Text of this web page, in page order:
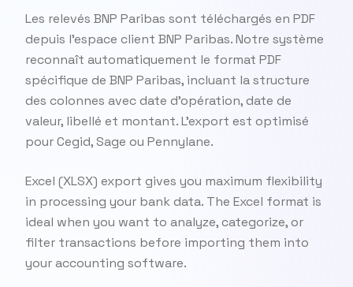
Les relevés BNP Paribas sont téléchargés en PDF
depuis l'espace client BNP Paribas. Notre système
reconnaît automatiquement le format PDF
spécifique de BNP Paribas, incluant la structure
des colonnes avec date d'opération, date de
valeur, libellé et montant. L'export est optimisé
pour Cegid, Sage ou Pennylane.
Excel (XLSX) export gives you maximum flexibility
in processing your bank data. The Excel format is
ideal when you want to analyze, categorize, or
filter transactions before importing them into
your accounting software.